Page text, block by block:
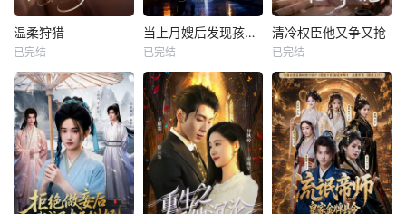
温柔狩猎
已完结
当上月嫂后发现孩子是我的
已完结
清冷权臣他又争又抢
已完结